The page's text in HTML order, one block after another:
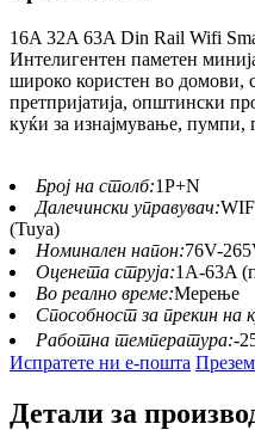
16A 32A 63A Din Rail Wifi
Интелигентен паметен
широко користен во домови,
претпријатија, општински
куќи за изнајмување, пумпи,
Број на столб:1P+N
Далечински управувач:
(Tuya)
Номинален напон:76V-
Оценета струја:1A-63A
Во реално време:Мерење
Способност за прекин на
Работна температура:-
Испратете ни е-пошта
Детали за